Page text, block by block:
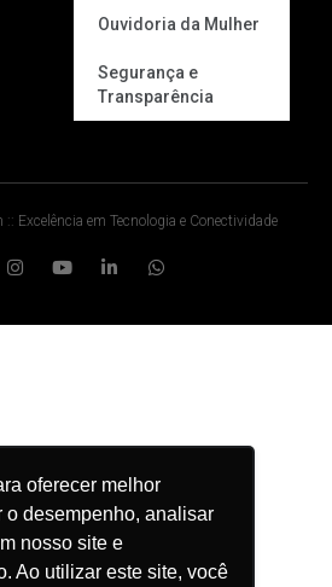
oferecer melhor
o desempenho, analisar
nosso site e
Ao utilizar este site, você
Ouvidoria da Mulher
Segurança e
Transparência
Excelência em Tecnologia e Conectividade